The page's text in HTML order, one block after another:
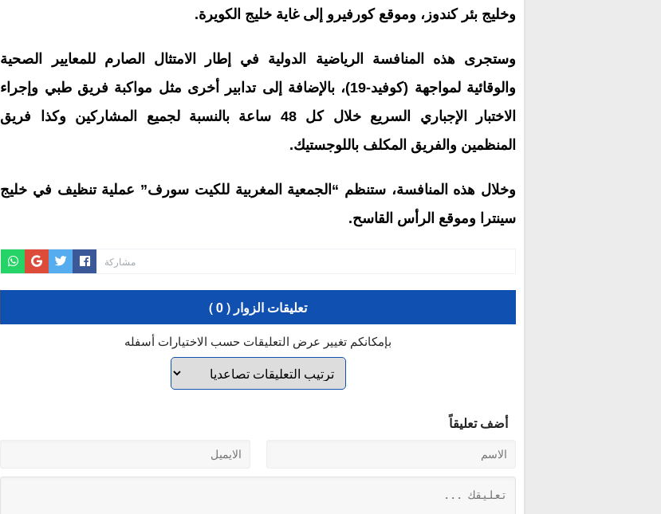
وخليج بئر كندوز، وموقع كورفيرو إلى غاية خليج الكويرة.
وستجرى هذه المنافسة الرياضية الدولية في إطار الامتثال الصارم للمعايير الصحية
والوقائية لمواجهة (كوفيد-19)، بالإضافة إلى تدابير أخرى مثل مواكبة فريق طبي وإجراء
الاختبار الإجباري السريع خلال كل 48 ساعة بالنسبة لجميع المشاركين وكذا فريق
المنظمين والفريق المكلف باللوجستيك.
وخلال هذه المنافسة، ستنظم “الجمعية المغربية للكيت سورف” عملية تنظيف في خليج
سينترا وموقع الرأس القاسح.
مشاركة
تعليقات الزوار ( 0 )
بإمكانكم تغيير عرض التعليقات حسب الاختيارات أسفله
أضف تعليقاً